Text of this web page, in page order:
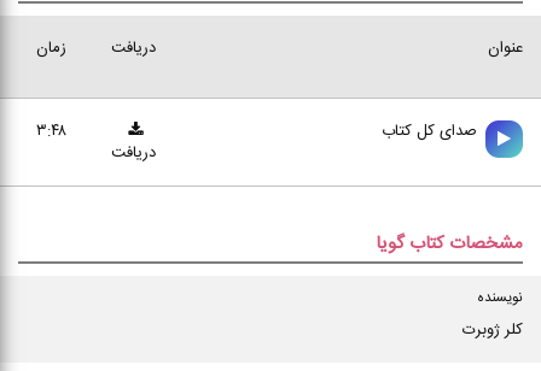
عنوان زمان دریافت
صدای کل کتاب
۳:۴۸
دریافت
مشخصات کتاب گویا
نویسنده
کلر ژوبرت